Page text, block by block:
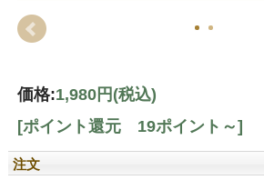
価格:1,980円 (税込)
[ポイント還元 19ポイント～]
注文